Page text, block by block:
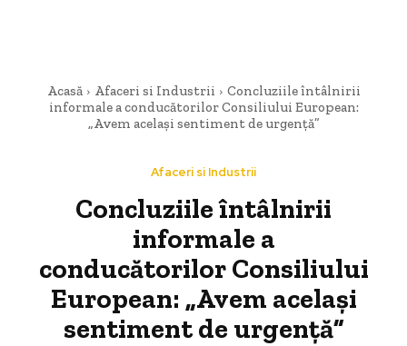
Acasă Afaceri si Industrii
Concluziile întâlnirii
informale a conducătorilor Consiliului European:
„Avem acelaşi sentiment de urgenţă”
Afaceri si Industrii
Concluziile întâlnirii
informale a
conducătorilor Consiliului
European: „Avem acelaşi
sentiment de urgenţă”